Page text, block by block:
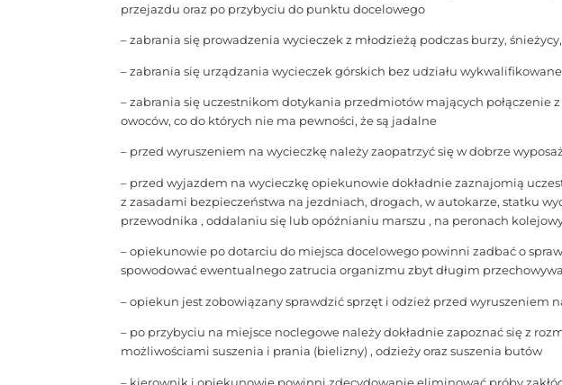
przejazdu oraz po przybyciu do punktu docelowego
– zabrania się prowadzenia wycieczek z młodzieżą podczas burzy,
– zabrania się urządzania wycieczek górskich bez udziału
– zabrania się uczestnikom dotykania przedmiotów mających
owoców, co do których nie ma pewności, że są jadalne
– przed wyruszeniem na wycieczkę należy zaopatrzyć się w dobrze
– przed wyjazdem na wycieczkę opiekunowie dokładnie zaznajomią
z zasadami bezpieczeństwa na jezdniach, drogach, w autokarze, statku
przewodnika , oddalaniu się lub opóźnianiu marszu , na peronach
– opiekunowie po dotarciu do miejsca docelowego powinni zadbać o
spowodować ewentualnego zatrucia organizmu zbyt długim
– opiekun jest zobowiązany sprawdzić sprzęt i odzież przed wyruszeniem
– po przybyciu na miejsce noclegowe należy dokładnie zapoznać się z
możliwościami suszenia i prania (bielizny) , odzieży oraz suszenia butów
– kierownik i opiekunowie powinni zdecydowanie eliminować próby